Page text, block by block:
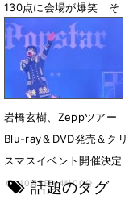
130点に会場が爆笑 そ
のワケとは…
3月10日 14時38分
岩橋玄樹、Zeppツアー
Blu-ray＆DVD発売＆クリ
スマスイベント開催決定
10月5日 14時00分
話題のタグ